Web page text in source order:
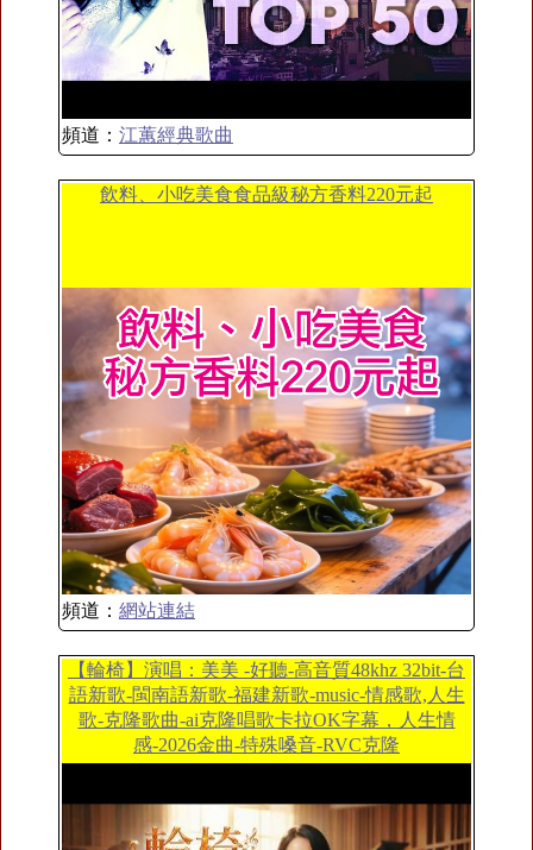
頻道： 江蕙經典歌曲
飲料、小吃美食食品級秘方香料220元起
頻道： 網站連結
【輪椅】演唱：美美 -好聽-高音質48khz 32bit-台
語新歌-閩南語新歌-福建新歌-music-情感歌,人生
歌-克隆歌曲-ai克隆唱歌卡拉OK字幕，人生情
感-2026金曲-特殊嗓音-RVC克隆